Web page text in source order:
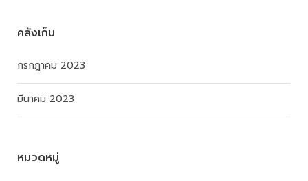
คลังเก็บ
กรกฎาคม 2023
มีนาคม 2023
หมวดหมู่